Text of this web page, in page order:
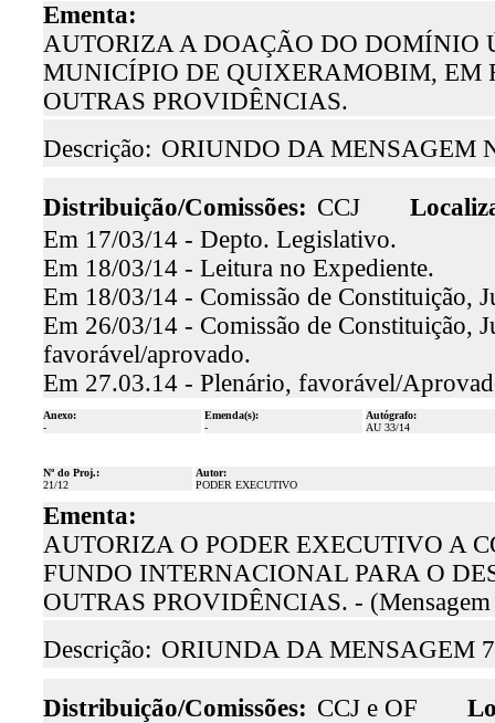
Ementa:
AUTORIZA A DOAÇÃO DO DOMÍNIO
MUNICÍPIO DE QUIXERAMOBIM, EM
OUTRAS PROVIDÊNCIAS.
Descrição: ORIUNDO DA MENSAGEM
Distribuição/Comissões: CCJ
Em 17/03/14 - Depto. Legislativo.
Em 18/03/14 - Leitura no Expediente.
Em 18/03/14 - Comissão de Constituição,
Em 26/03/14 - Comissão de Constituição,
favorável/aprovado.
Em 27.03.14 - Plenário, favorável/
Anexo:
-
Emenda(s):
-
Autógrafo:
AU 33/14
Nº do Proj.:
21/12
Autor:
PODER EXECUTIVO
Ementa:
AUTORIZA O PODER EXECUTIVO A
FUNDO INTERNACIONAL PARA O
OUTRAS PROVIDÊNCIAS. - (Mensagem
Descrição: ORIUNDA DA MENSAGEM
Distribuição/Comissões: CCJ e OF